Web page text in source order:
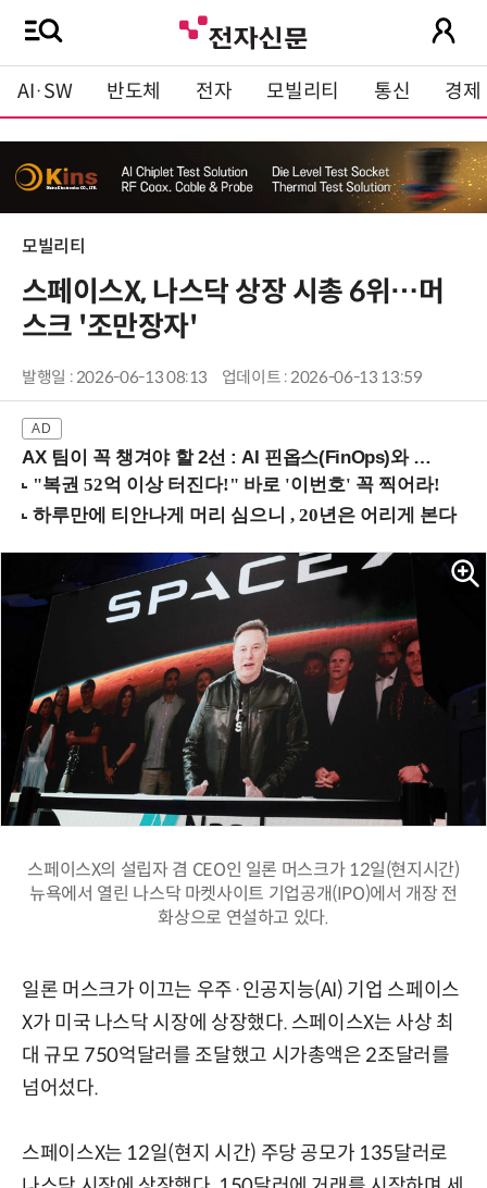
AI·SW 반도체 전자 모빌리티 통신 경제
모빌리티
스페이스X, 나스닥 상장 시총 6위…머
스크 '조만장자'
발행일 : 2026-06-13 08:13 업데이트 : 2026-06-13 13:59
AX 팀이 꼭 챙겨야 할 2선 : AI 핀옵스(FinOps)와 토큰 거버넌스 (8/21 잠실역)
스페이스X의 설립자 겸 CEO인 일론 머스크가 12일(현지시간)
뉴욕에서 열린 나스닥 마켓사이트 기업공개(IPO)에서 개장 전
화상으로 연설하고 있다.
일론 머스크가 이끄는 우주·인공지능(AI) 기업 스페이스
X가 미국 나스닥 시장에 상장했다. 스페이스X는 사상 최
대 규모 750억달러를 조달했고 시가총액은 2조달러를
넘어섰다.
스페이스X는 12일(현지 시간) 주당 공모가 135달러로